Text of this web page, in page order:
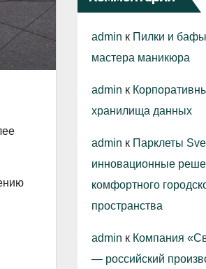
admin к Пилки и
мастера маникюра
admin к
хранилища данных
admin к Парклеты
инновационные
комфортного
пространства
admin к Компания
— российский